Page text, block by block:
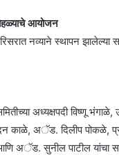
आयोजन
नव्याने स्थापन झालेल्या
अध्यक्षपदी विष्णू
काळे, अॅड. दिलीप पोकळे,
अॅड. सुनील पाटील यांचा